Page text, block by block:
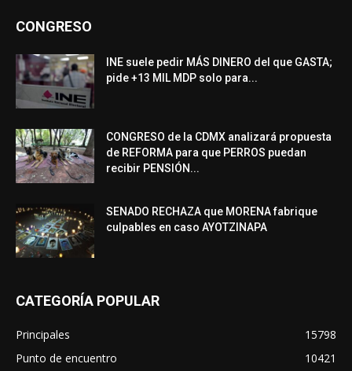
CONGRESO
INE suele pedir MÁS DINERO del que GASTA;
pide +13 MIL MDP solo para...
CONGRESO de la CDMX analizará propuesta
de REFORMA para que PERROS puedan
recibir PENSIÓN...
SENADO RECHAZA que MORENA fabrique
culpables en caso AYOTZINAPA
CATEGORÍA POPULAR
Principales
15798
Punto de encuentro
10421